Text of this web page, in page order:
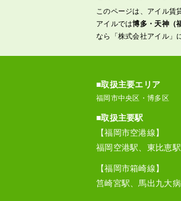
このページは、アイル賃
アイルでは博多・天神（
なら「株式会社アイル」
■取扱主要エリア
福岡市中央区・博多区
■取扱主要駅
【福岡市空港線】
福岡空港駅、東比恵
【福岡市箱崎線】
筥崎宮駅、馬出九大